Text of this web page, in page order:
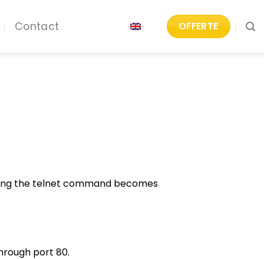
Contact OFFERTE
the telnet command becomes
port 80.